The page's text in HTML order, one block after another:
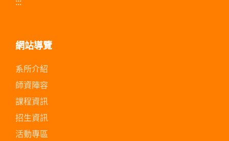
網站導覽
系所介紹
師資陣容
課程資訊
招生資訊
活動專區